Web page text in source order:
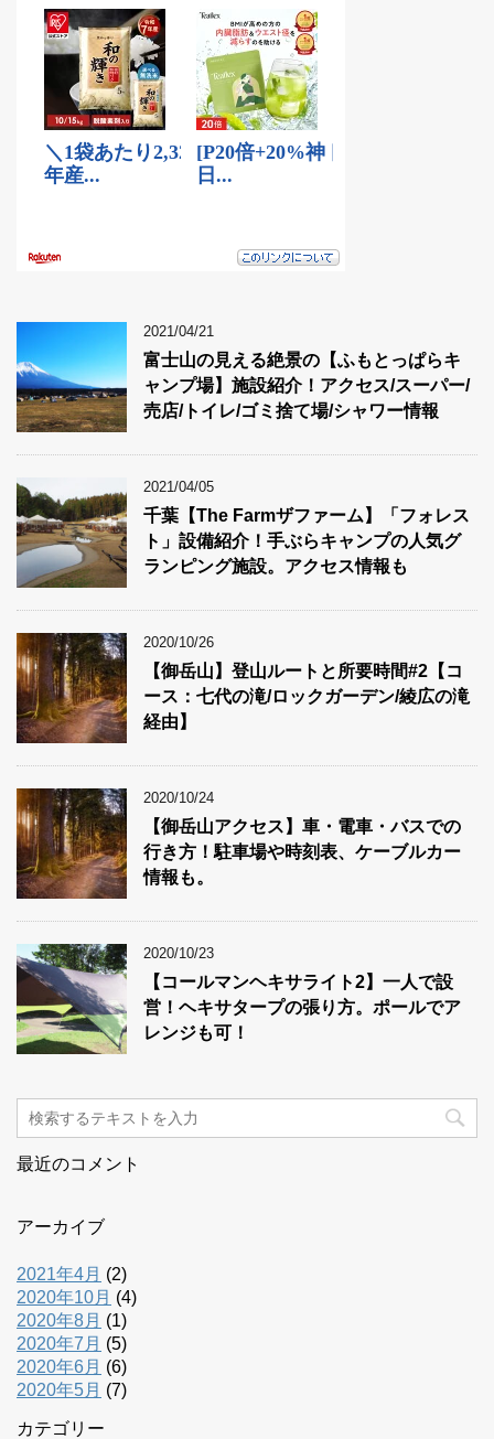
2021/04/21
富士山の見える絶景の【ふもとっぱらキ
ャンプ場】施設紹介！アクセス/スーパー/
売店/トイレ/ゴミ捨て場/シャワー情報
2021/04/05
千葉【The Farmザファーム】「フォレス
ト」設備紹介！手ぶらキャンプの人気グ
ランピング施設。アクセス情報も
2020/10/26
【御岳山】登山ルートと所要時間#2【コ
ース：七代の滝/ロックガーデン/綾広の滝
経由】
2020/10/24
【御岳山アクセス】車・電車・バスでの
行き方！駐車場や時刻表、ケーブルカー
情報も。
2020/10/23
【コールマンヘキサライト2】一人で設
営！ヘキサタープの張り方。ポールでア
レンジも可！
最近のコメント
アーカイブ
2021年4月 (2)
2020年10月 (4)
2020年8月 (1)
2020年7月 (5)
2020年6月 (6)
2020年5月 (7)
カテゴリー